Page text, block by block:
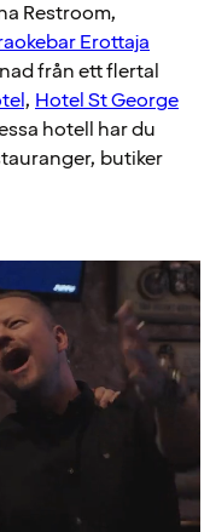
Restroom,
Erottaja
från ett flertal
, Hotel St George
hotell har du
butiker